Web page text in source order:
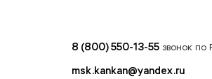
8 (800) 550-13-55 звонок по
msk.kankan@yandex.ru